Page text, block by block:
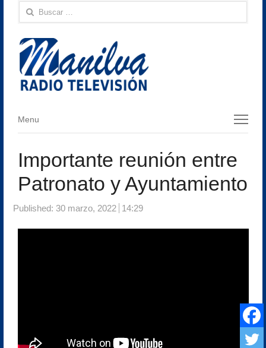
Buscar:
Menu
Menu
Importante reunión entre
Patronato y Ayuntamiento
Published: 30 marzo, 2022 14:29